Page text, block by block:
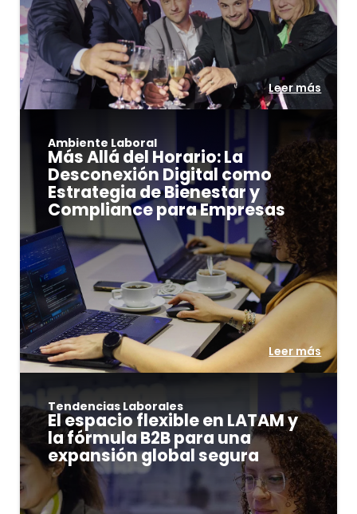
Leer más
Ambiente Laboral
Más Allá del Horario: La
Desconexión Digital como
Estrategia de Bienestar y
Compliance para Empresas
Leer más
Tendencias Laborales
El espacio flexible en LATAM y
la fórmula B2B para una
expansión global segura